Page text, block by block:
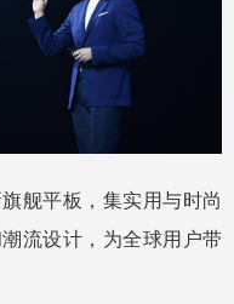
舰平板，集实用与时尚
流设计，为全球用户带